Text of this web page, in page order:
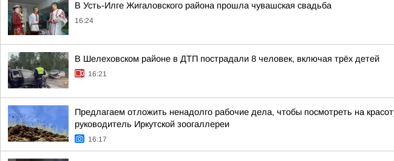
В Усть-Илге Жигаловского района прошла чувашская свадьба
16:24
В Шелеховском районе в ДТП пострадали 8 человек, включая трёх детей
16:21
Предлагаем отложить ненадолго рабочие дела, чтобы посмотреть на
руководитель Иркутской зоогаллереи
16:17